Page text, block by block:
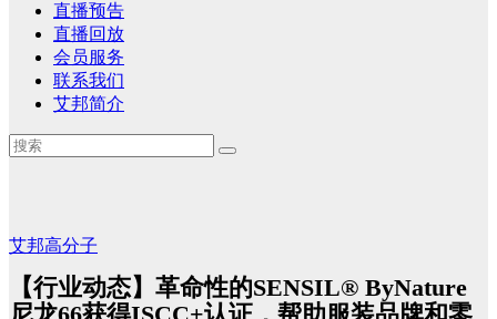
直播预告
直播回放
会员服务
联系我们
艾邦简介
艾邦高分子
【行业动态】革命性的SENSIL® ByNature